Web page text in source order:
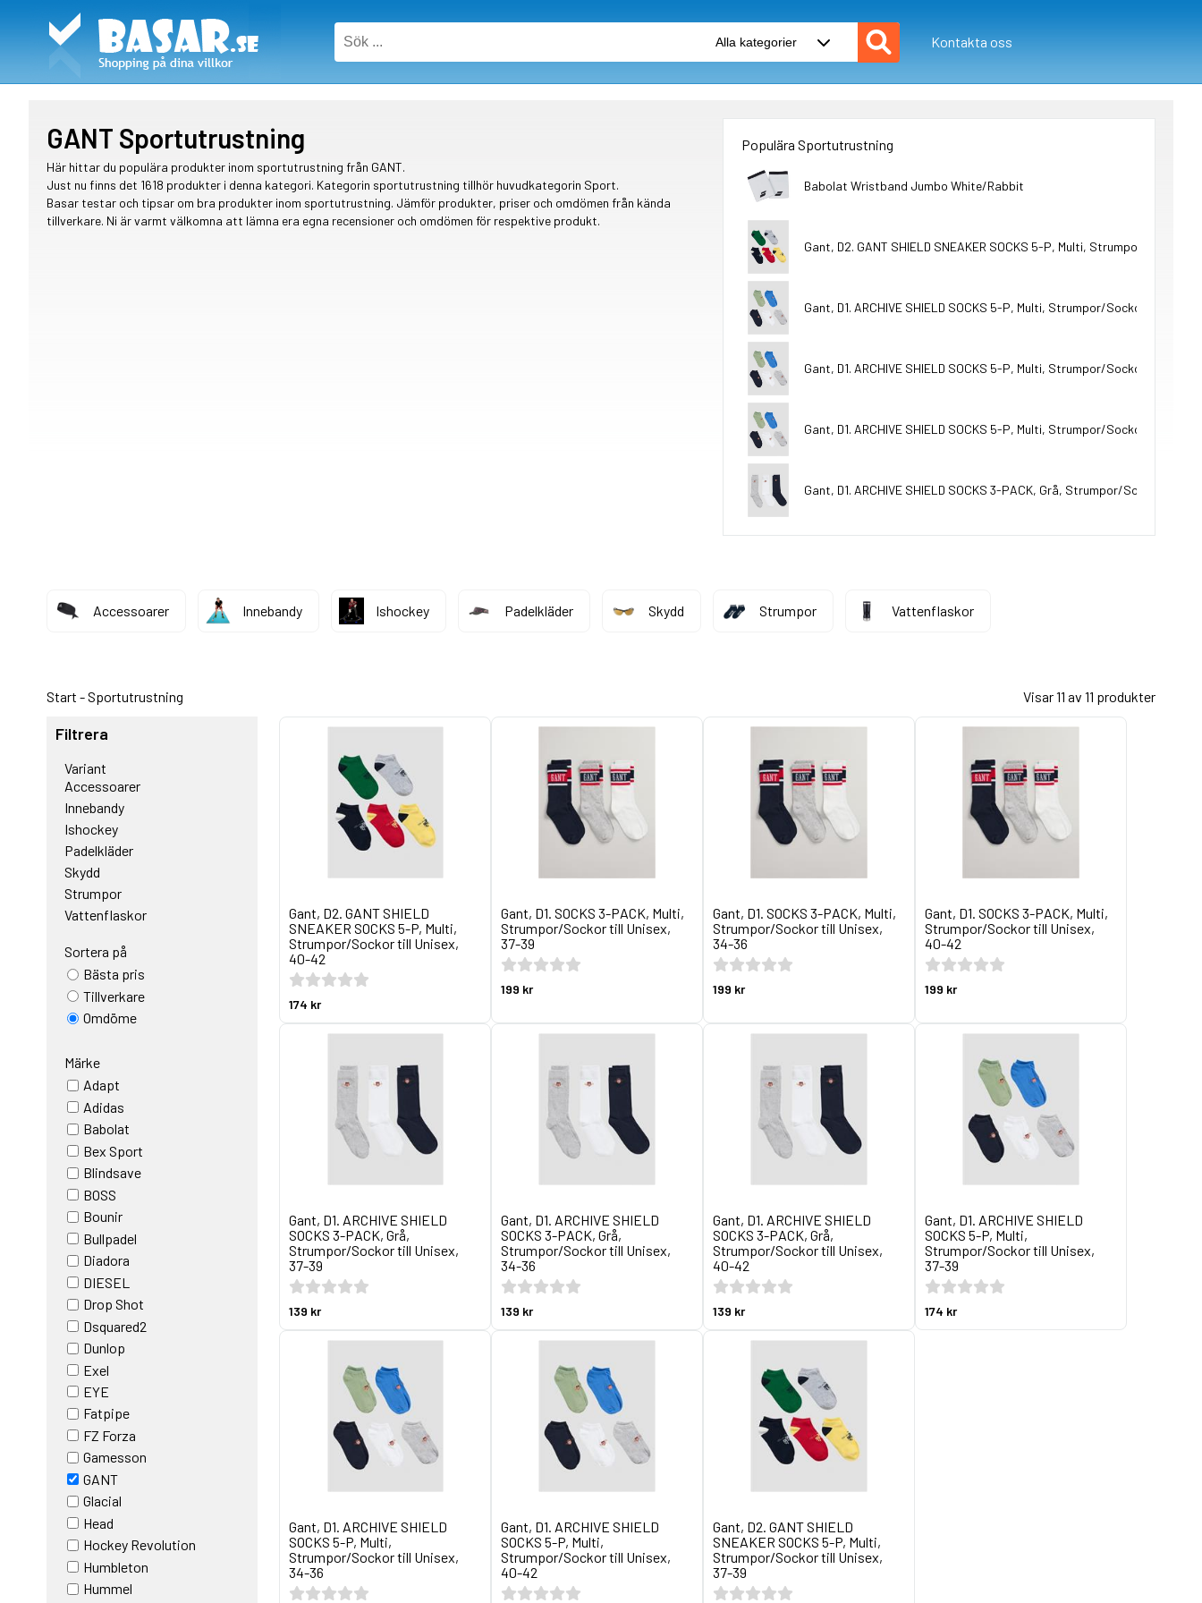
Kontakta oss
GANT Sportutrustning
Här hittar du populära produkter inom sportutrustning från GANT.
Just nu finns det 1618 produkter i denna kategori. Kategorin sportutrustning tillhör huvudkategorin Sport.
Basar testar och tipsar om bra produkter inom sportutrustning. Jämför produkter, priser och omdömen från kända
tillverkare. Ni är varmt välkomna att lämna era egna recensioner och omdömen för respektive produkt.
Populära Sportutrustning
Babolat Wristband Jumbo White/Rabbit
Gant, D2. GANT SHIELD SNEAKER SOCKS 5-P, Multi, Strumpor/Sockor
Gant, D1. ARCHIVE SHIELD SOCKS 5-P, Multi, Strumpor/Sockor till
Gant, D1. ARCHIVE SHIELD SOCKS 5-P, Multi, Strumpor/Sockor till
Gant, D1. ARCHIVE SHIELD SOCKS 5-P, Multi, Strumpor/Sockor till
Gant, D1. ARCHIVE SHIELD SOCKS 3-PACK, Grå, Strumpor/Sockor till
Accessoarer Innebandy Ishockey Padelkläder Skydd Strumpor Vattenflaskor
Start -Sportutrustning Visar 11 av 11 produkter
Filtrera
Variant
Accessoarer
Innebandy
Ishockey
Padelkläder
Skydd
Strumpor
Vattenflaskor
Sortera på
Bästa pris
Tillverkare
Omdöme
Märke
Adapt
Adidas
Babolat
Bex Sport
Blindsave
BOSS
Bounir
Bullpadel
Diadora
DIESEL
Drop Shot
Dsquared2
Dunlop
Exel
EYE
Fatpipe
FZ Forza
Gamesson
GANT
Glacial
Head
Hockey Revolution
Humbleton
Hummel
Gant, D2. GANT SHIELD
SNEAKER SOCKS 5-P, Multi,
Strumpor/Sockor till Unisex,
40-42
174 kr
Gant, D1. SOCKS 3-PACK, Multi,
Strumpor/Sockor till Unisex,
37-39
199 kr
Gant, D1. SOCKS 3-PACK, Multi,
Strumpor/Sockor till Unisex,
34-36
199 kr
Gant, D1. SOCKS 3-PACK, Multi,
Strumpor/Sockor till Unisex,
40-42
199 kr
Gant, D1. ARCHIVE SHIELD
SOCKS 3-PACK, Grå,
Strumpor/Sockor till Unisex,
37-39
139 kr
Gant, D1. ARCHIVE SHIELD
SOCKS 3-PACK, Grå,
Strumpor/Sockor till Unisex,
34-36
139 kr
Gant, D1. ARCHIVE SHIELD
SOCKS 3-PACK, Grå,
Strumpor/Sockor till Unisex,
40-42
139 kr
Gant, D1. ARCHIVE SHIELD
SOCKS 5-P, Multi,
Strumpor/Sockor till Unisex,
37-39
174 kr
Gant, D1. ARCHIVE SHIELD
SOCKS 5-P, Multi,
Strumpor/Sockor till Unisex,
34-36
Gant, D1. ARCHIVE SHIELD
SOCKS 5-P, Multi,
Strumpor/Sockor till Unisex,
40-42
Gant, D2. GANT SHIELD
SNEAKER SOCKS 5-P, Multi,
Strumpor/Sockor till Unisex,
37-39